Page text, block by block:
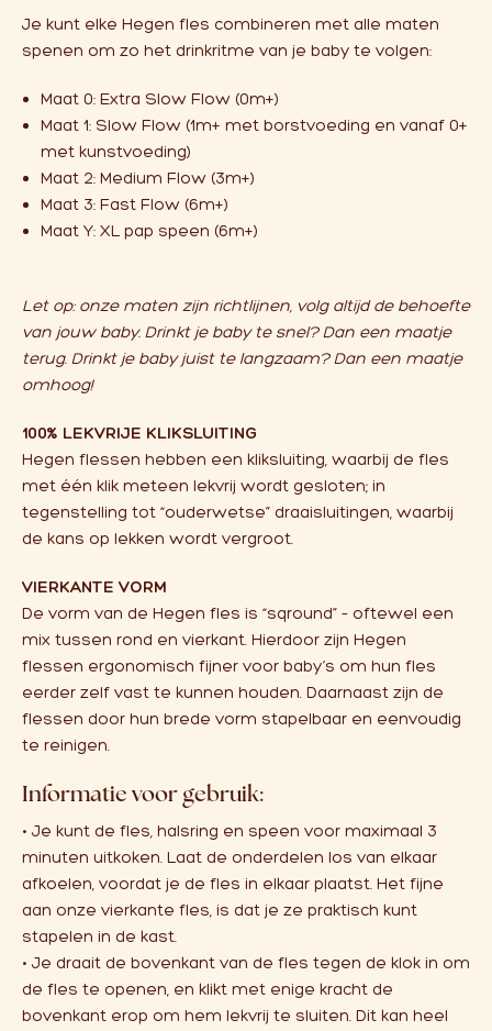
Je kunt elke Hegen fles combineren met alle maten
spenen om zo het drinkritme van je baby te volgen:
Maat 0: Extra Slow Flow (0m+)
Maat 1: Slow Flow (1m+ met borstvoeding en vanaf 0+
met kunstvoeding)
Maat 2: Medium Flow (3m+)
Maat 3: Fast Flow (6m+)
Maat Y: XL pap speen (6m+)
Let op: onze maten zijn richtlijnen, volg altijd de behoefte
van jouw baby. Drinkt je baby te snel? Dan een maatje
terug. Drinkt je baby juist te langzaam? Dan een maatje
omhoog!
100% LEKVRIJE KLIKSLUITING
Hegen flessen hebben een kliksluiting, waarbij de fles
met één klik meteen lekvrij wordt gesloten; in
tegenstelling tot “ouderwetse” draaisluitingen, waarbij
de kans op lekken wordt vergroot.
VIERKANTE VORM
De vorm van de Hegen fles is “sqround” – oftewel een
mix tussen rond en vierkant. Hierdoor zijn Hegen
flessen ergonomisch fijner voor baby’s om hun fles
eerder zelf vast te kunnen houden. Daarnaast zijn de
flessen door hun brede vorm stapelbaar en eenvoudig
te reinigen.
Informatie voor gebruik:
• Je kunt de fles, halsring en speen voor maximaal 3
minuten uitkoken. Laat de onderdelen los van elkaar
afkoelen, voordat je de fles in elkaar plaatst. Het fijne
aan onze vierkante fles, is dat je ze praktisch kunt
stapelen in de kast.
• Je draait de bovenkant van de fles tegen de klok in om
de fles te openen, en klikt met enige kracht de
bovenkant erop om hem lekvrij te sluiten. Dit kan heel